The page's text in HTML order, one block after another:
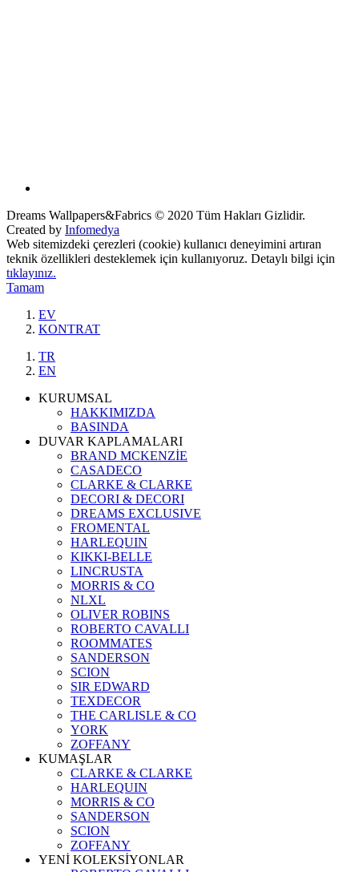
Dreams Wallpapers&Fabrics © 2020 Tüm Hakları Gizlidir.
Created by Infomedya
Web sitemizdeki çerezleri (cookie) kullanıcı deneyimini artıran
teknik özellikleri desteklemek için kullanıyoruz. Detaylı bilgi için
tıklayınız.
Tamam
EV
KONTRAT
TR
EN
KURUMSAL
HAKKIMIZDA
BASINDA
DUVAR KAPLAMALARI
BRAND MCKENZİE
CASADECO
CLARKE & CLARKE
DECORI & DECORI
DREAMS EXCLUSIVE
FROMENTAL
HARLEQUIN
KIKKI-BELLE
LINCRUSTA
MORRIS & CO
NLXL
OLIVER ROBINS
ROBERTO CAVALLI
ROOMMATES
SANDERSON
SCION
SIR EDWARD
TEXDECOR
THE CARLISLE & CO
YORK
ZOFFANY
KUMAŞLAR
CLARKE & CLARKE
HARLEQUIN
MORRIS & CO
SANDERSON
SCION
ZOFFANY
YENİ KOLEKSİYONLAR